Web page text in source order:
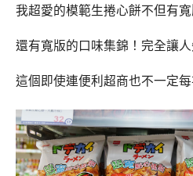
我超愛的模範生捲心餅不但有寬
還有寬版的口味集錦！完全讓人
這個即使連便利超商也不一定